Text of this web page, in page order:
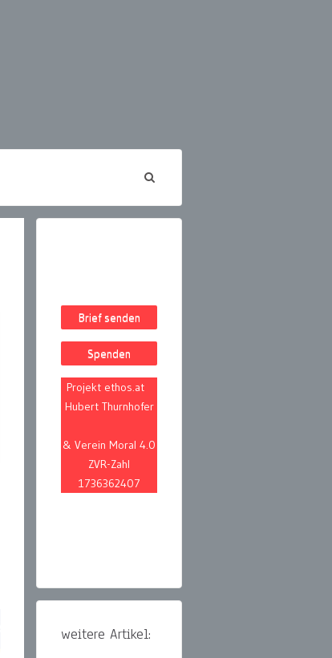
Brief senden
Spenden
Projekt ethos.at
Hubert Thurnhofer
& Verein Moral 4.0
ZVR-Zahl
1736362407
weitere Artikel: